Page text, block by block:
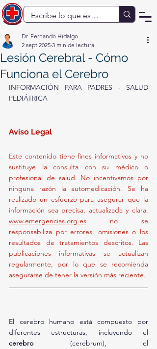
Lesión Cerebral - Cómo
Funciona el Cerebro
Dr. Fernando Hidalgo
2 sept 2025 3 min de lectura
INFORMACIÓN PARA PADRES - SALUD
PEDIÁTRICA
Aviso Legal
Este contenido tiene fines informativos y no
sustituye la consulta con su médico o
profesional de salud. No incentivamos por
ninguna razón la automedicación. Se ha
realizado un esfuerzo para asegurar que la
www.emergencias.org.es no se
responsabiliza por errores, omisiones o los
resultados de tratamientos descritos. Las
publicaciones informativas se actualizan
regularmente, por lo que se recomienda
asegurarse de tener la versión más reciente.
El cerebro humano está compuesto por
cerebro